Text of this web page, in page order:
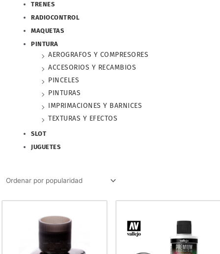
TRENES
RADIOCONTROL
MAQUETAS
PINTURA
AEROGRAFOS Y COMPRESORES
ACCESORIOS Y RECAMBIOS
PINCELES
PINTURAS
IMPRIMACIONES Y BARNICES
TEXTURAS Y EFECTOS
SLOT
JUGUETES